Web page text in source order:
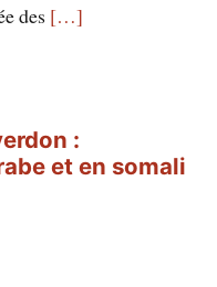
des […]
:
et en somali